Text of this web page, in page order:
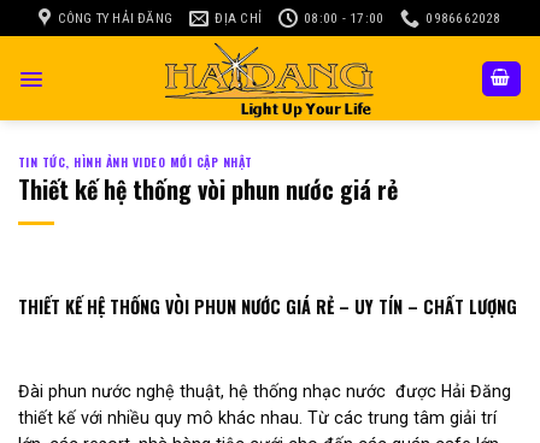
to
CÔNG TY HẢI ĐĂNG ĐỊA CHỈ 08:00 - 17:00 0986662028
TIN TỨC, HÌNH ẢNH VIDEO MỚI CẬP NHẬT
Thiết kế hệ thống vòi phun nước giá rẻ
THIẾT KẾ HỆ THỐNG VÒI PHUN NƯỚC GIÁ RẺ – UY TÍN – CHẤT LƯỢNG
Đài phun nước nghệ thuật, hệ thống nhạc nước được Hải Đăng
thiết kế với nhiều quy mô khác nhau. Từ các trung tâm giải trí